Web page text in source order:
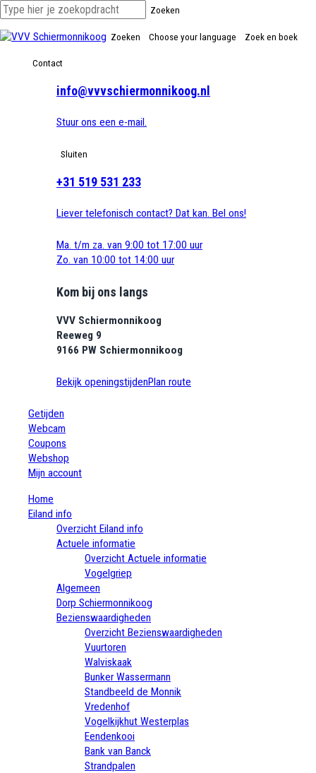
Zoeken
Zoeken Choose your language Zoek en boek
Contact
info@vvvschiermonnikoog.nl
Stuur ons een e-mail.
Sluiten
+31 519 531 233
Liever telefonisch contact? Dat kan. Bel ons!
Ma. t/m za. van 9:00 tot 17:00 uur
Zo. van 10:00 tot 14:00 uur
Kom bij ons langs
VVV Schiermonnikoog
Reeweg 9
9166 PW Schiermonnikoog
Bekijk openingstijdenPlan route
Getijden
Webcam
Coupons
Webshop
Mijn account
Home
Eiland info
Overzicht Eiland info
Actuele informatie
Overzicht Actuele informatie
Vogelgriep
Algemeen
Dorp Schiermonnikoog
Bezienswaardigheden
Overzicht Bezienswaardigheden
Vuurtoren
Walviskaak
Bunker Wassermann
Standbeeld de Monnik
Vredenhof
Vogelkijkhut Westerplas
Eendenkooi
Bank van Banck
Strandpalen